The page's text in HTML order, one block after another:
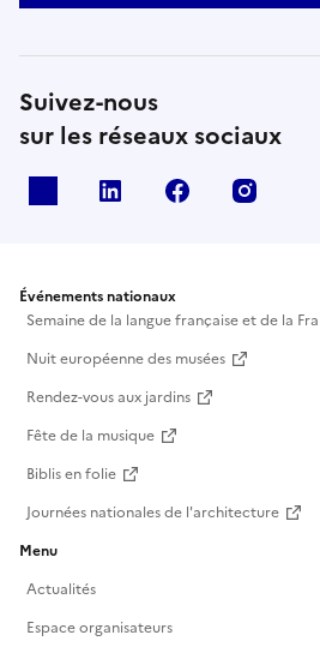
Suivez-nous
sur les réseaux sociaux
Linkedin Facebook
Événements nationaux
Semaine de la langue française et de la
Nuit européenne des musées
Rendez-vous aux jardins
Fête de la musique
Biblis en folie
Journées nationales de l'architecture
Menu
Actualités
Espace organisateurs